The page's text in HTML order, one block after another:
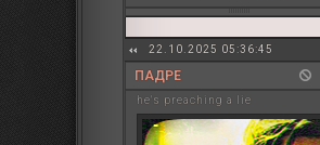
22.10.2025 05:36:45
ПАДРЕ
he's preaching a lie